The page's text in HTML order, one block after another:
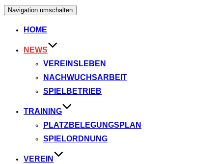
Navigation umschalten
HOME
NEWS
VEREINSLEBEN
NACHWUCHSARBEIT
SPIELBETRIEB
TRAINING
PLATZBELEGUNGSPLAN
SPIELORDNUNG
VEREIN